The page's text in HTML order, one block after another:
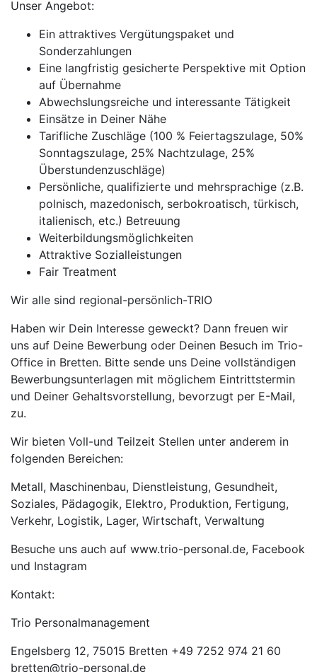
Unser Angebot:
Ein attraktives Vergütungspaket und
Sonderzahlungen
Eine langfristig gesicherte Perspektive mit Option
auf Übernahme
Abwechslungsreiche und interessante Tätigkeit
Einsätze in Deiner Nähe
Tarifliche Zuschläge (100 % Feiertagszulage, 50%
Sonntagszulage, 25% Nachtzulage, 25%
Überstundenzuschläge)
Persönliche, qualifizierte und mehrsprachige (z.B.
polnisch, mazedonisch, serbokroatisch, türkisch,
italienisch, etc.) Betreuung
Weiterbildungsmöglichkeiten
Attraktive Sozialleistungen
Fair Treatment
Wir alle sind regional-persönlich-TRIO
Haben wir Dein Interesse geweckt? Dann freuen wir
uns auf Deine Bewerbung oder Deinen Besuch im Trio-
Office in Bretten. Bitte sende uns Deine vollständigen
Bewerbungsunterlagen mit möglichem Eintrittstermin
und Deiner Gehaltsvorstellung, bevorzugt per E-Mail,
zu.
Wir bieten Voll-und Teilzeit Stellen unter anderem in
folgenden Bereichen:
Metall, Maschinenbau, Dienstleistung, Gesundheit,
Soziales, Pädagogik, Elektro, Produktion, Fertigung,
Verkehr, Logistik, Lager, Wirtschaft, Verwaltung
Besuche uns auch auf www.trio-personal.de, Facebook
und Instagram
Kontakt:
Trio Personalmanagement
Engelsberg 12, 75015 Bretten +49 7252 974 21 60
bretten@trio-personal.de